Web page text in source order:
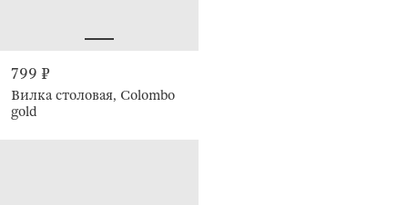
799 ₽
Вилка столовая, Colombo
gold